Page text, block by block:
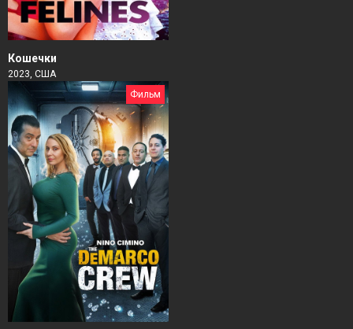
Кошечки
2023, США
Фильм